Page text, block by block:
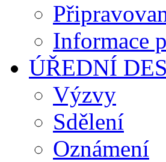
Informace
ÚŘEDNÍ
Výzvy
Sdělení
Oznámení